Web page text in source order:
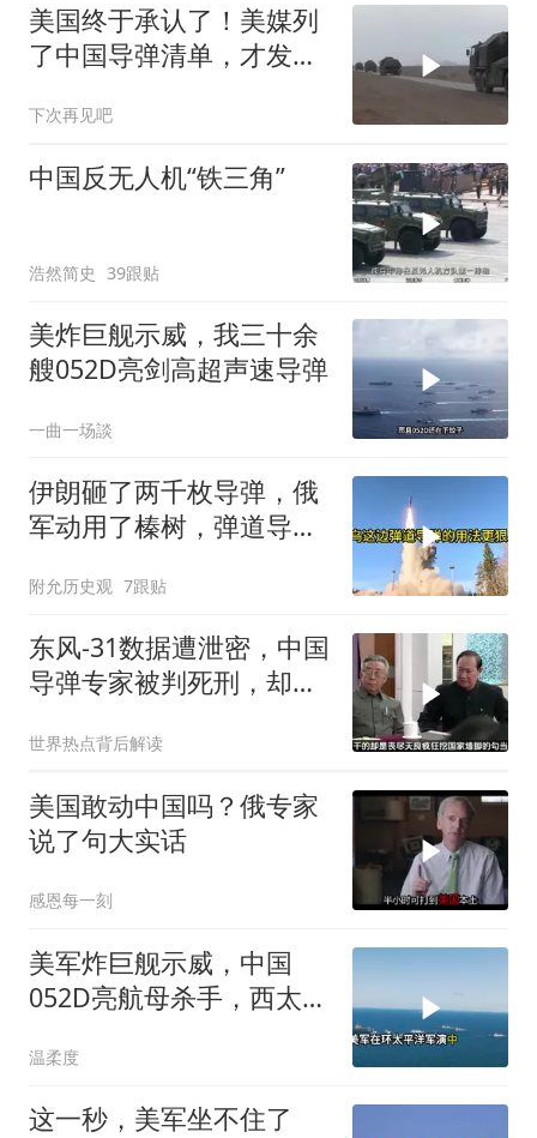
美国终于承认了！美媒列
了中国导弹清单，才发现
下次再见吧
中国反无人机“铁三角”
浩然简史 39跟贴
美炸巨舰示威，我三十余
艘052D亮剑高超声速导弹
一曲一场談
伊朗砸了两千枚导弹，俄
军动用了榛树，弹道导弹
附允历史观 7跟贴
东风-31数据遭泄密，中国
导弹专家被判死刑，却遭
世界热点背后解读
美国敢动中国吗？俄专家
说了句大实话
感恩每一刻
美军炸巨舰示威，中国
052D亮航母杀手，西太格
温柔度
这一秒，美军坐不住了